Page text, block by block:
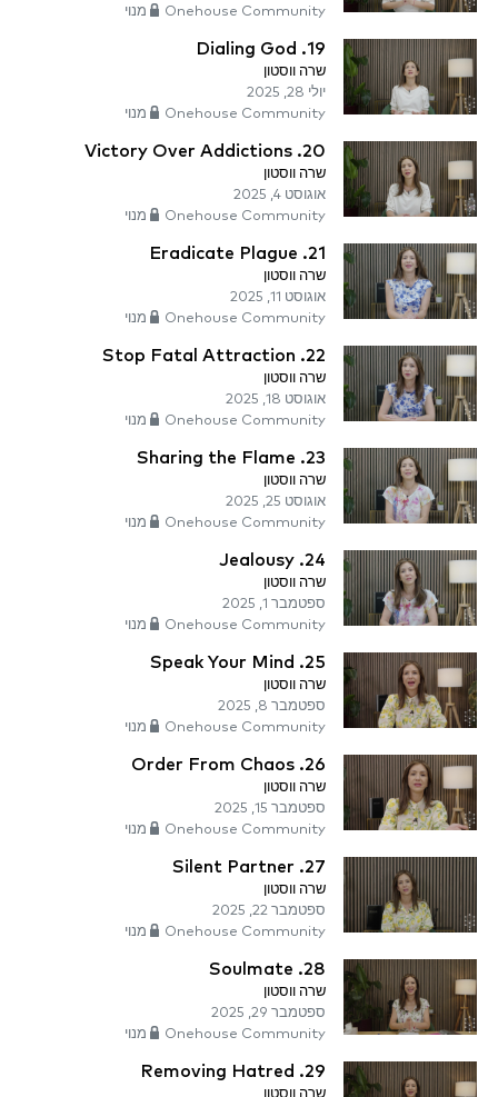
Onehouse Community מנוי
19. Dialing God
שרה ווסטון
יולי 28, 2025
Onehouse Community מנוי
20. Victory Over Addictions
שרה ווסטון
אוגוסט 4, 2025
Onehouse Community מנוי
21. Eradicate Plague
שרה ווסטון
אוגוסט 11, 2025
Onehouse Community מנוי
22. Stop Fatal Attraction
שרה ווסטון
אוגוסט 18, 2025
Onehouse Community מנוי
23. Sharing the Flame
שרה ווסטון
אוגוסט 25, 2025
Onehouse Community מנוי
24. Jealousy
שרה ווסטון
ספטמבר 1, 2025
Onehouse Community מנוי
25. Speak Your Mind
שרה ווסטון
ספטמבר 8, 2025
Onehouse Community מנוי
26. Order From Chaos
שרה ווסטון
ספטמבר 15, 2025
Onehouse Community מנוי
27. Silent Partner
שרה ווסטון
ספטמבר 22, 2025
Onehouse Community מנוי
28. Soulmate
שרה ווסטון
ספטמבר 29, 2025
Onehouse Community מנוי
29. Removing Hatred